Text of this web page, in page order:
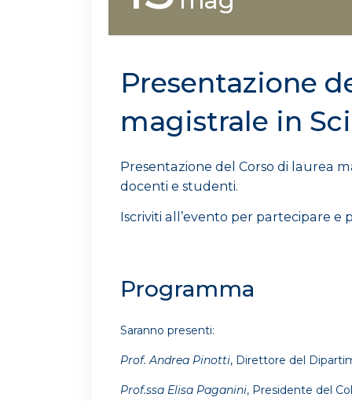
Presentazione
magistrale in
Presentazione del Corso di laurea
docenti e studenti.
Iscriviti all’evento per partecipare e
Programma
Saranno presenti:
Prof. Andrea Pinotti, Direttore del
Prof.ssa Elisa Paganini, Presidente del